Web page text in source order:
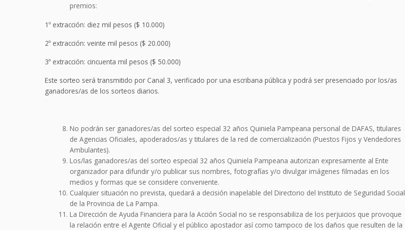
premios:
1º extracción: diez mil pesos ($ 10.000)
2º extracción: veinte mil pesos ($ 20.000)
3º extracción: cincuenta mil pesos ($ 50.000)
Este sorteo será transmitido por Canal 3, verificado por una escribana pública y podrá ser presenciado por los/as
ganadores/as de los sorteos diarios.
No podrán ser ganadores/as del sorteo especial 32 años Quiniela Pampeana personal de DAFAS, titulares
de Agencias Oficiales, apoderados/as y titulares de la red de comercialización (Puestos Fijos y Vendedores
Ambulantes).
Los/las ganadores/as del sorteo especial 32 años Quiniela Pampeana autorizan expresamente al Ente
organizador para difundir y/o publicar sus nombres, fotografías y/o divulgar imágenes filmadas en los
medios y formas que se considere conveniente.
Cualquier situación no prevista, quedará a decisión inapelable del Directorio del Instituto de Seguridad Social
de la Provincia de La Pampa.
La Dirección de Ayuda Financiera para la Acción Social no se responsabiliza de los perjuicios que provoque
la relación entre el Agente Oficial y el público apostador así como tampoco de los daños que resulten de la